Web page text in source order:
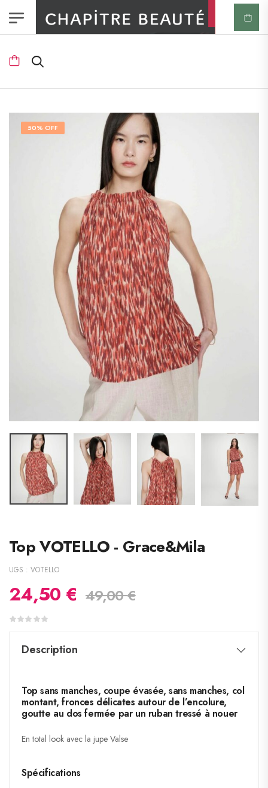
50% OFF
Top VOTELLO - Grace&Mila
UGS : VOTELLO
24,50 € 49,00€
Description
Top sans manches, coupe évasée, sans manches, col
montant, fronces délicates autour de l’encolure,
goutte au dos fermée par un ruban tressé à nouer
En total look avec la jupe Valse
Spécifications